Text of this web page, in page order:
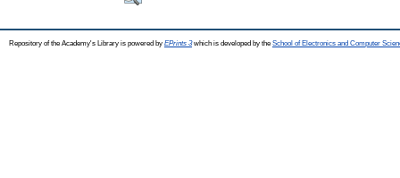
Repository of the Academy's Library is powered by EPrints 3which is developed by the School of Electronics and Computer